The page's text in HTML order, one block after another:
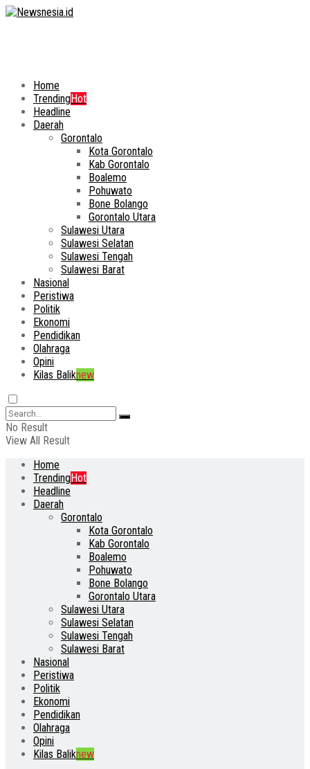
Home
TrendingHot
Headline
Daerah
Gorontalo
Kota Gorontalo
Kab Gorontalo
Boalemo
Pohuwato
Bone Bolango
Gorontalo Utara
Sulawesi Utara
Sulawesi Selatan
Sulawesi Tengah
Sulawesi Barat
Nasional
Peristiwa
Politik
Ekonomi
Pendidikan
Olahraga
Opini
Kilas Baliknew
No Result
View All Result
Home
TrendingHot
Headline
Daerah
Gorontalo
Kota Gorontalo
Kab Gorontalo
Boalemo
Pohuwato
Bone Bolango
Gorontalo Utara
Sulawesi Utara
Sulawesi Selatan
Sulawesi Tengah
Sulawesi Barat
Nasional
Peristiwa
Politik
Ekonomi
Pendidikan
Olahraga
Opini
Kilas Baliknew